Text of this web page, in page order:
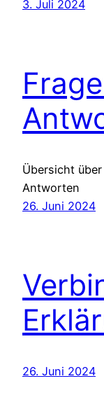
3. Juli 2024
Übersicht
Antworten
26. Juni 2024
26. Juni 2024